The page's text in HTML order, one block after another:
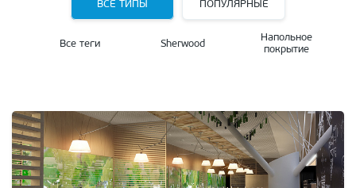
ВСЕ ТИПЫ ПОПУЛЯРНЫЕ
Все теги Sherwood
Напольное
покрытие